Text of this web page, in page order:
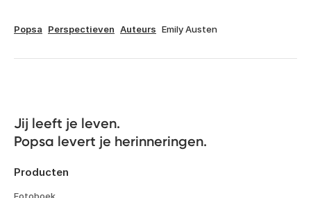
Popsa Perspectieven Auteurs Emily Austen
Jij leeft je leven.
Popsa levert je herinneringen.
Producten